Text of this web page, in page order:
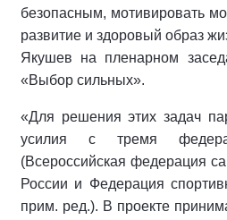
безопасным, мотивировать
развитие и здоровый образ
Якушев на пленарном
«Выбор сильных».
«Для решения этих задач
усилия с тремя
(Всероссийская федерация
России и Федерация
прим. ред.). В проекте